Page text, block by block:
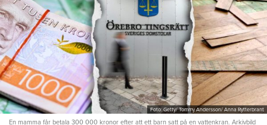
Foto: Getty/ Tommy Andersson/ Anna Rytterbrant
En mamma får betala 300 000 kronor efter att ett barn satt på en vattenkran. Arkivbild